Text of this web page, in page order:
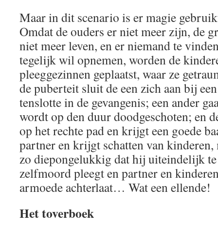
Maar in dit scenario is er magie
Omdat de ouders er niet meer zijn, de
niet meer leven, en er niemand te
tegelijk wil opnemen, worden de
pleeggezinnen geplaatst, waar ze
de puberteit sluit de een zich aan bij
tenslotte in de gevangenis; een ander
wordt op den duur doodgeschoten; en
op het rechte pad en krijgt een goede
partner en krijgt schatten van
zo diepongelukkig dat hij uiteindelijk
zelfmoord pleegt en partner en
armoede achterlaat… Wat een ellende!
Het toverboek